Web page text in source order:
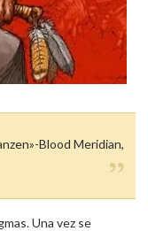
Blood Meridian,
Una vez se